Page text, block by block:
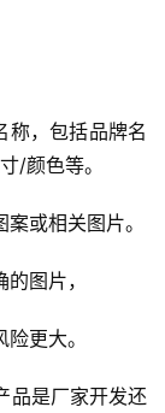
称，包括品牌名
/颜色等。
或相关图片。
图片，
更大。
品是厂家开发还